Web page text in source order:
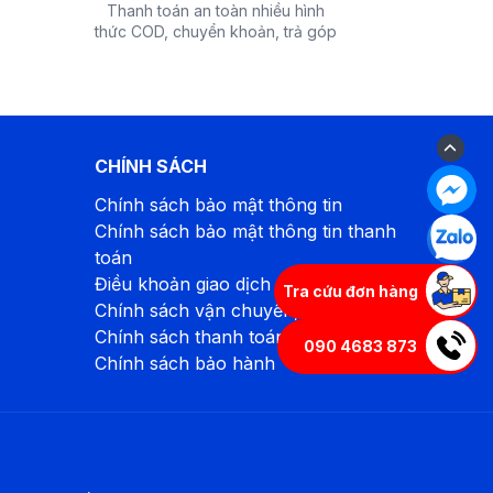
Tra cứu đơn hàng
090 4683 873
Thanh toán an toàn nhiều hình
thức COD, chuyển khoản, trả góp
CHÍNH SÁCH
Chính sách bảo mật thông tin
Chính sách bảo mật thông tin thanh
toán
Điều khoản giao dịch chung
Chính sách vận chuyển, giao hàng
Chính sách thanh toán
Chính sách bảo hành